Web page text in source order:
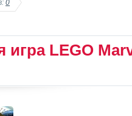
0
игра LEGO